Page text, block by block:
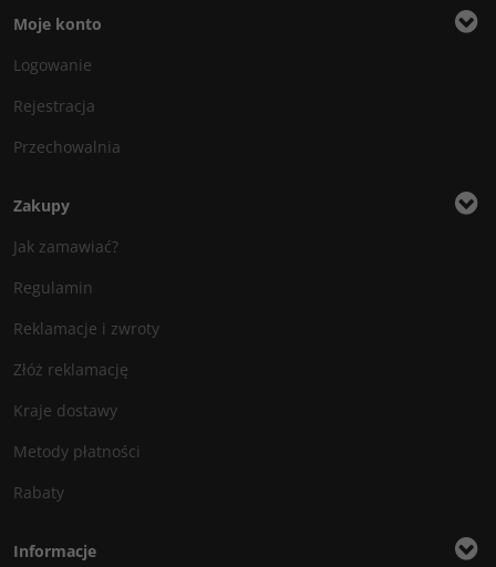
Moje konto
Logowanie
Rejestracja
Przechowalnia
Zakupy
Jak zamawiać?
Regulamin
Reklamacje i zwroty
Złóż reklamację
Kraje dostawy
Metody płatności
Rabaty
Informacje